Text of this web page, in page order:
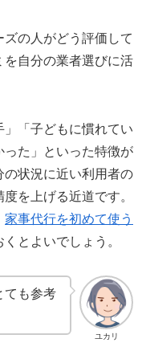
ズの人がどう評価して
自分の業者選びに活
「子どもに慣れてい
た」といった特徴が
状況に近い利用者の
を上げる近道です。
家事代行を初めて使う
とよいでしょう。
ユカリ
ても参考